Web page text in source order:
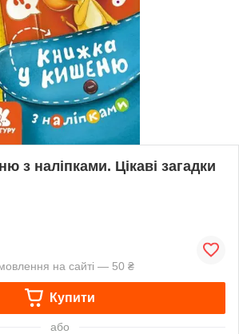
з наліпками. Цікаві загадки
на сайті — 50 ₴
Купити
або